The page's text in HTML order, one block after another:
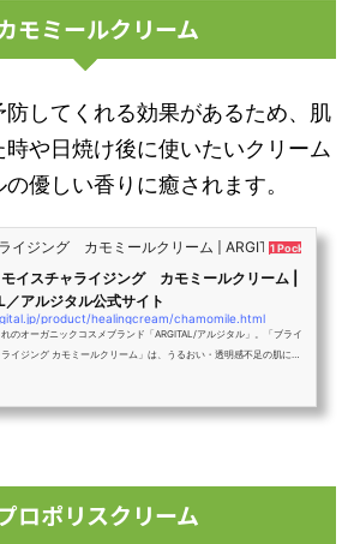
モミールクリーム
防してくれる効果があるため、肌
や日焼け後に使いたいクリーム
優しい香りに癒されます。
イジング カモミールクリーム | ARGITAL／アルジ
1 Pocket
イスチャライジング カモミールクリーム |
／アルジタル公式サイト
product/healingcream/chamomile.html
のオーガニックコスメブランド「ARGITAL/アルジタル」。「ブライ
ライジング カモミールクリーム」は、うるおい・透明感不足の肌にお
ロポリスクリーム